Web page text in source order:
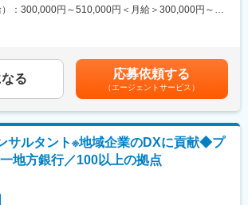
さんあります。岩手の未来を切り拓いていくとい
ム上場、県内外100店舗を超える拠点
ーディングバンクである岩手銀行は「地域社会の発
「健全経営に徹する」という理念を掲げ、東証プ
計109拠点を有する第一地方銀行です。
社の定める業務
体験を磨く
内のメインバンクシェア、預金シェアが高く、岩
ジ等の拡充を通じて、自己解決率向上・問い合わ
体験向上に直接貢献できます。
生成AI時代の発見性を見据えた AIO（AI
を含む改善に取り組み、ブランドと事業成果の両
を与えられます。
）：300,000円～510,000円＜月給＞300,000円～
安の金額であり、選考を通じて上下する可能性があ
(月額)は固定手当を含めた表記です。
る 応募依頼する
（エージェントサービス）
サルタント※地域企業のDXに貢献◆プ
地方銀行／100以上の拠点